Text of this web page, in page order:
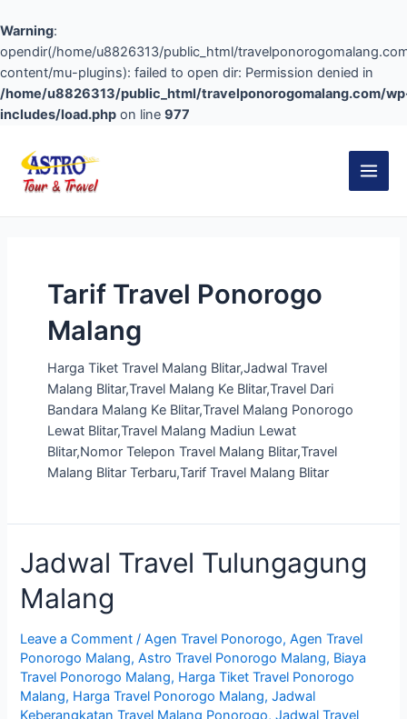
Warning:
opendir(/home/u8826313/public_html/
content/mu-plugins): failed to open dir: Permission denied in
/home/u8826313/public_html/travelponorogomalang.com/
includes/load.php on line 977
content
Main
Tarif Travel Ponorogo
Malang
Harga Tiket Travel Malang Blitar,Jadwal Travel
Malang Blitar,Travel Malang Ke Blitar,Travel Dari
Bandara Malang Ke Blitar,Travel Malang Ponorogo
Lewat Blitar,Travel Malang Madiun Lewat
Blitar,Nomor Telepon Travel Malang Blitar,Travel
Malang Blitar Terbaru,Tarif Travel Malang Blitar
Jadwal Travel Tulungagung
Malang
Leave a Comment /Agen Travel Ponorogo,Agen Travel
Ponorogo Malang,Astro Travel Ponorogo Malang, Biaya
Travel Ponorogo Malang, Harga Tiket Travel Ponorogo
Malang, Harga Travel Ponorogo Malang,Jadwal
Keberangkatan Travel Malang Ponorogo,Jadwal Travel